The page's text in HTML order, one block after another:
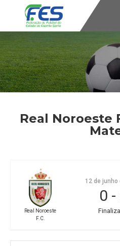
Real Noroeste
Real Noroeste
F.C.
12 de junho
0 -